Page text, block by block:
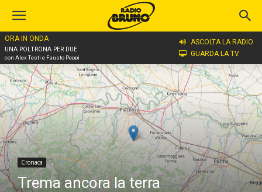
ORA IN ONDA
UNA POLTRONA PER DUE
con Alex Testi e Fausto Peppi
ASCOLTA LA RADIO
GUARDA LA TV
Home
Cronaca
Trema ancora la terra